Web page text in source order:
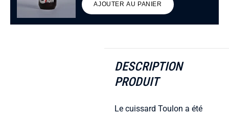
AJOUTER AU PANIER
DESCRIPTION
PRODUIT
Le cuissard Toulon a été